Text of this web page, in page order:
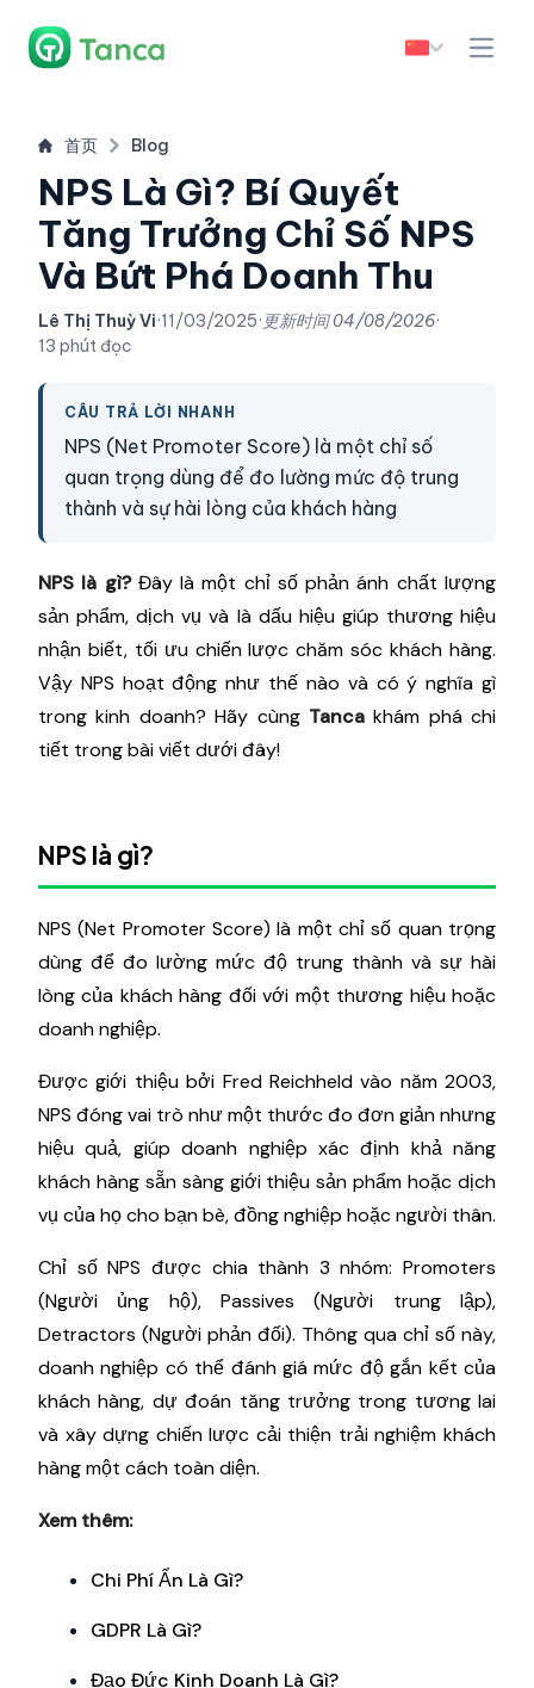
首页 Blog
NPS Là Gì? Bí Quyết
Tăng Trưởng Chỉ Số NPS
Và Bứt Phá Doanh Thu
Lê Thị Thuỳ Vi·11/03/2025· 更新时间04/08/2026·
13 phút đọc
CÂU TRẢ LỜI NHANH
NPS (Net Promoter Score) là một chỉ số
quan trọng dùng để đo lường mức độ trung
thành và sự hài lòng của khách hàng
NPS là gì?Đây là một chỉ số phản ánh chất lượng
sản phẩm, dịch vụ và là dấu hiệu giúp thương hiệu
nhận biết, tối ưu chiến lược chăm sóc khách hàng.
Vậy NPS hoạt động như thế nào và có ý nghĩa gì
trong kinh doanh? Hãy cùng Tancakhám phá chi
tiết trong bài viết dưới đây!
NPS là gì?
NPS (Net Promoter Score) là một chỉ số quan trọng
dùng để đo lường mức độ trung thành và sự hài
lòng của khách hàng đối với một thương hiệu hoặc
doanh nghiệp.
Được giới thiệu bởi Fred Reichheld vào năm 2003,
NPS đóng vai trò như một thước đo đơn giản nhưng
hiệu quả, giúp doanh nghiệp xác định khả năng
khách hàng sẵn sàng giới thiệu sản phẩm hoặc dịch
vụ của họ cho bạn bè, đồng nghiệp hoặc người thân.
Chỉ số NPS được chia thành 3 nhóm: Promoters
(Người ủng hộ), Passives (Người trung lập),
Detractors (Người phản đối). Thông qua chỉ số này,
doanh nghiệp có thể đánh giá mức độ gắn kết của
khách hàng, dự đoán tăng trưởng trong tương lai
và xây dựng chiến lược cải thiện trải nghiệm khách
hàng một cách toàn diện.
Xem thêm:
Chi Phí Ẩn Là Gì?
GDPR Là Gì?
Đạo Đức Kinh Doanh Là Gì?